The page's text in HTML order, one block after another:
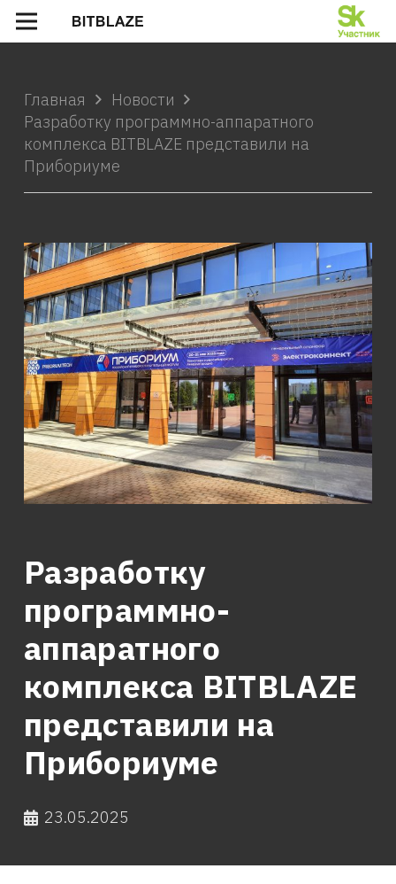
Главная
Новости
Разработку программно-аппаратного
комплекса BITBLAZE представили на
Прибориуме
Разработку
программно-
аппаратного
комплекса BITBLAZE
представили на
Прибориуме
23.05.2025